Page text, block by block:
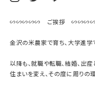
∽∽∽∽∽ ご挨拶
金沢の米農家で育ち、大学進学
以降も、就職や転職、結婚、出
住まいを変え、その度に周りの